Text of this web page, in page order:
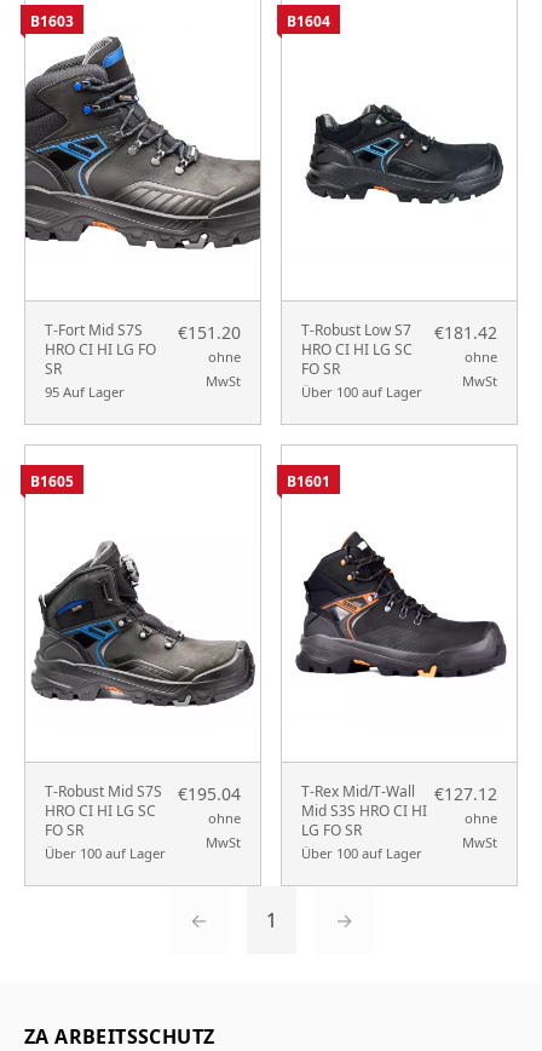
T-Fort Mid S7S
HRO CI HI LG FO
SR
95 Auf Lager
€151.20
ohne
MwSt
B1603
T-Robust Low S7
HRO CI HI LG SC
FO SR
Über 100 auf Lager
€181.42
ohne
MwSt
B1604
T-Robust Mid S7S
HRO CI HI LG SC
FO SR
Über 100 auf Lager
€195.04
ohne
MwSt
B1605
T-Rex Mid/T-Wall
Mid S3S HRO CI HI
LG FO SR
Über 100 auf Lager
€127.12
ohne
MwSt
B1601
← 1 →
ZA ARBEITSSCHUTZ